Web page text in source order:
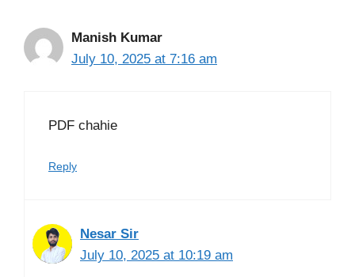
Manish Kumar
July 10, 2025 at 7:16 am
PDF chahie
Reply
Nesar Sir
July 10, 2025 at 10:19 am